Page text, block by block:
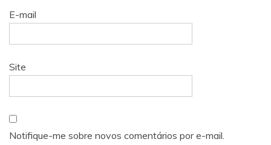
E-mail
Site
Notifique-me sobre novos comentários por e-mail.